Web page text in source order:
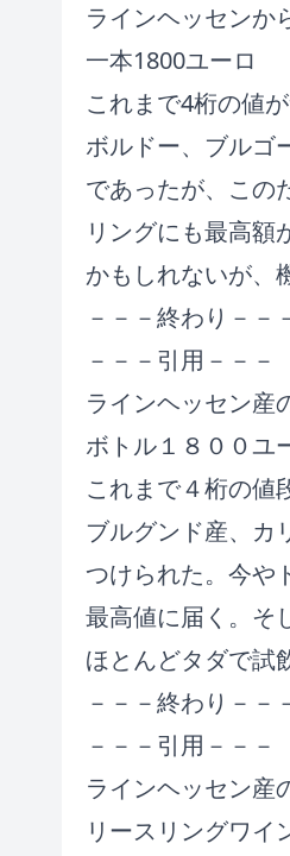
ラインヘッセンか
一本1800ユーロ
これまで4桁の値
ボルドー、ブルゴ
であったが、この
リングにも最高額
かもしれないが、
－－－終わり－－
－－－引用－－－
ラインヘッセン産
ボトル１８００ユ
これまで４桁の値
ブルグンド産、カ
つけられた。今や
最高値に届く。そ
ほとんどタダで試
－－－終わり－－
－－－引用－－－
ラインヘッセン産
リースリングワイ